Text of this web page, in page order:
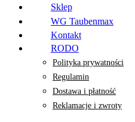
Sklep
WG Taubenmax
Kontakt
RODO
Polityka prywatności
Regulamin
Dostawa i płatność
Reklamacje i zwroty